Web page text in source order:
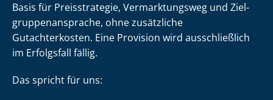
Basis für Preisstrategie, Vermarktungsweg und Ziel­
grup­pen­an­spra­che, ohne zusätzliche
Gutachterkosten. Eine Provision wird ausschließlich
im Erfolgsfall fällig.
Das spricht für uns: